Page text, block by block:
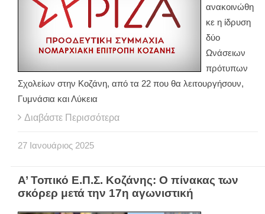
ανακοινώθη
κε η ίδρυση
δύο
Ωνάσειων
πρότυπων
Σχολείων στην Κοζάνη, από τα 22 που θα λειτουργήσουν,
Γυμνάσια και Λύκεια
Διαβάστε Περισσότερα
27 Ιανουάριος 2025
Α’ Τοπικό Ε.Π.Σ. Κοζάνης: Ο πίνακας των
σκόρερ μετά την 17η αγωνιστική